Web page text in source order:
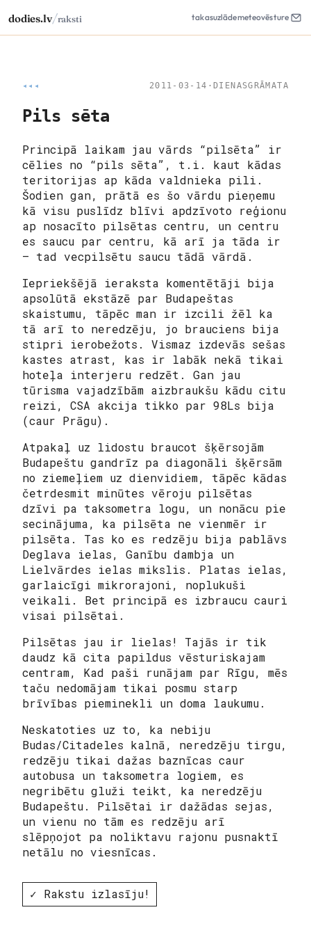
dodies.lv/raksti takasuzlādemeteovēsture
◂◂◂ 2011-03-14 · DIENASGRĀMATA
Pils sēta
Principā laikam jau vārds “pilsēta” ir
cēlies no “pils sēta”, t.i. kaut kādas
teritorijas ap kāda valdnieka pili.
Šodien gan, prātā es šo vārdu pieņemu
kā visu puslīdz blīvi apdzīvoto reģionu
ap nosacīto pilsētas centru, un centru
es saucu par centru, kā arī ja tāda ir
– tad vecpilsētu saucu tādā vārdā.
Iepriekšējā ieraksta komentētāji bija
apsolūtā ekstāzē par Budapeštas
skaistumu, tāpēc man ir izcili žēl ka
tā arī to neredzēju, jo brauciens bija
stipri ierobežots. Vismaz izdevās sešas
kastes atrast, kas ir labāk nekā tikai
hoteļa interjeru redzēt. Gan jau
tūrisma vajadzībām aizbraukšu kādu citu
reizi, CSA akcija tikko par 98Ls bija
(caur Prāgu).
Atpakaļ uz lidostu braucot šķērsojām
Budapeštu gandrīz pa diagonāli šķērsām
no ziemeļiem uz dienvidiem, tāpēc kādas
četrdesmit minūtes vēroju pilsētas
dzīvi pa taksometra logu, un nonācu pie
secinājuma, ka pilsēta ne vienmēr ir
pilsēta. Tas ko es redzēju bija pablāvs
Deglava ielas, Ganību dambja un
Lielvārdes ielas mikslis. Platas ielas,
garlaicīgi mikrorajoni, noplukuši
veikali. Bet principā es izbraucu cauri
visai pilsētai.
Pilsētas jau ir lielas! Tajās ir tik
daudz kā cita papildus vēsturiskajam
centram, Kad paši runājam par Rīgu, mēs
taču nedomājam tikai posmu starp
brīvības pieminekli un doma laukumu.
Neskatoties uz to, ka nebiju
Budas/Citadeles kalnā, neredzēju tirgu,
redzēju tikai dažas baznīcas caur
autobusa un taksometra logiem, es
negribētu gluži teikt, ka neredzēju
Budapeštu. Pilsētai ir dažādas sejas,
un vienu no tām es redzēju arī
slēpņojot pa noliktavu rajonu pusnaktī
netālu no viesnīcas.
✓ Rakstu izlasīju!